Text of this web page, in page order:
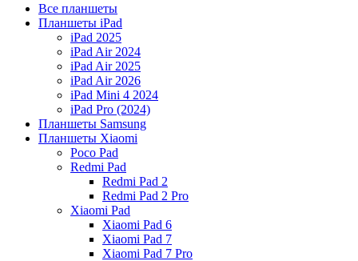
Все планшеты
Планшеты iPad
iPad 2025
iPad Air 2024
iPad Air 2025
iPad Air 2026
iPad Mini 4 2024
iPad Pro (2024)
Планшеты Samsung
Планшеты Xiaomi
Poco Pad
Redmi Pad
Redmi Pad 2
Redmi Pad 2 Pro
Xiaomi Pad
Xiaomi Pad 6
Xiaomi Pad 7
Xiaomi Pad 7 Pro